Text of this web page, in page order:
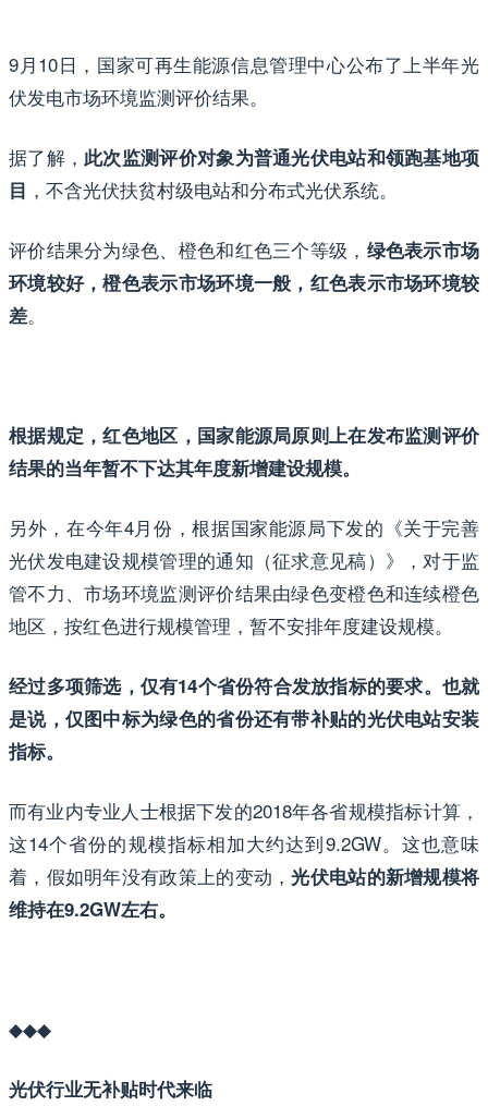
9月10日，国家可再生能源信息管理中心公布了上半年光
伏发电市场环境监测评价结果。
据了解，此次监测评价对象为普通光伏电站和领跑基地项
目 ，不含光伏扶贫村级电站和分布式光伏系统。
评价结果分为绿色、橙色和红色三个等级， 绿色表示市场
环境较好，橙色表示市场环境一般，红色表示市场环境较
差。
根据规定，红色地区，国家能源局原则上在发布监测评价
结果的当年暂不下达其年度新增建设规模。
另外，在今年4月份，根据国家能源局下发的《关于完善
光伏发电建设规模管理的通知（征求意见稿）》，对于监
管不力、市场环境监测评价结果由绿色变橙色和连续橙色
地区，按红色进行规模管理，暂不安排年度建设规模。
经过多项筛选，仅有14个省份符合发放指标的要求。也就
是说，仅图中标为绿色的省份还有带补贴的光伏电站安装
指标。
而有业内专业人士根据下发的2018年各省规模指标计算，
这14个省份的规模指标相加大约达到9.2GW。这也意味
着，假如明年没有政策上的变动，光伏电站的新增规模将
维持在9.2GW左右。
◆◆◆
光伏行业无补贴时代来临